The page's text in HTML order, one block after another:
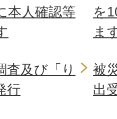
本人確認等
を
ま
査及び「り
行
被
出